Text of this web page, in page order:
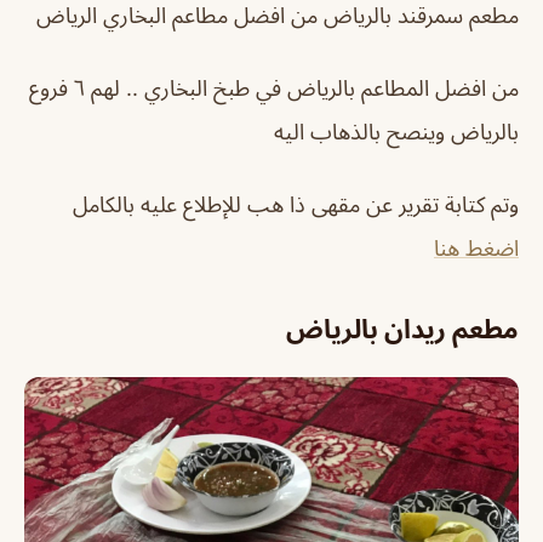
مطعم سمرقند بالرياض من افضل مطاعم البخاري الرياض
من افضل المطاعم بالرياض في طبخ البخاري .. لهم ٦ فروع
بالرياض وينصح بالذهاب اليه
وتم كتابة تقرير عن مقهى ذا هب للإطلاع عليه بالكامل
اضغط هنا
مطعم ريدان بالرياض